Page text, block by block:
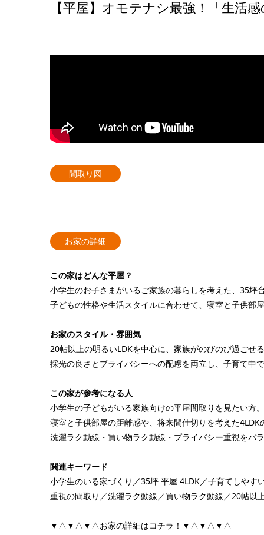
【平屋】オモテナシ最強！「生活
間取り図
お家の詳細
この家はどんな平屋？
小学生のお子さまがいるご家族の暮らしを考えた、35坪
子どもの性格や生活スタイルに合わせて、寝室と子供部
お家のスタイル・雰囲気
20帖以上の明るいLDKを中心に、家族がのびのび過ごせ
採光の良さとプライバシーへの配慮を両立し、子育て中
この家が参考になる人
小学生の子どもがいる家族向けの平屋間取りを見たい方。
寝室と子供部屋の距離感や、将来間仕切りを考えた4LDK
洗濯ラク動線・買い物ラク動線・プライバシー重視をバ
関連キーワード
小学生のいる家づくり／35坪 平屋 4LDK／子育てしや
重視の間取り／洗濯ラク動線／買い物ラク動線／20帖以
▼△▼△▼△お家の詳細はコチラ！▼△▼△▼△